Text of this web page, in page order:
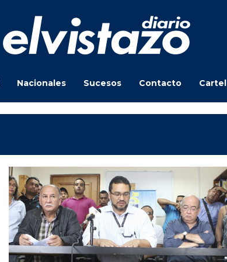
Nacionales Sucesos Contacto